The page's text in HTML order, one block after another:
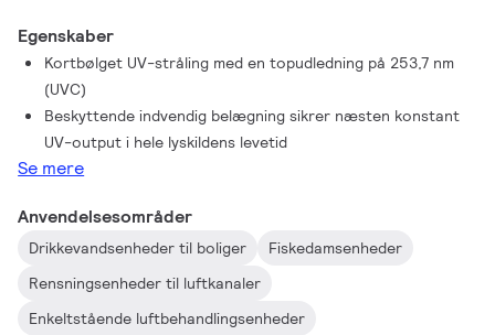
Egenskaber
Kortbølget UV-stråling med en topudledning på 253,7 nm
(UVC)
Beskyttende indvendig belægning sikrer næsten konstant
UV-output i hele lyskildens levetid
Se mere
Anvendelsesområder
Drikkevandsenheder til boliger
Fiskedamsenheder
Rensningsenheder til luftkanaler
Enkeltstående luftbehandlingsenheder